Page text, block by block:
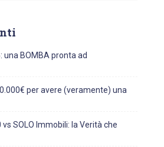
una BOMBA pronta ad
per avere (veramente) una
vs SOLO Immobili: la Verità che